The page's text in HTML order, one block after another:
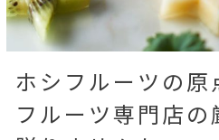
ホシフルーツの原
フルーツ専門店の